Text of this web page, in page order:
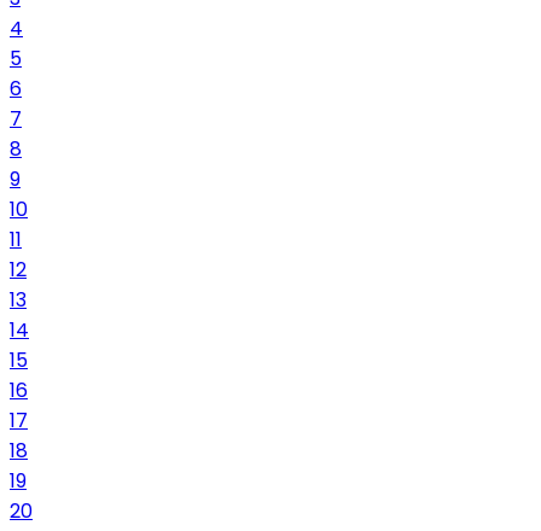
4
5
6
7
8
9
10
11
12
13
14
15
16
17
18
19
20